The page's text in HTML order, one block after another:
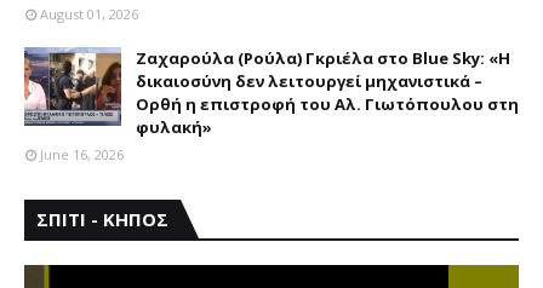
August 01, 2026
Ζαχαρούλα (Ρούλα) Γκριέλα στο Blue Sky: «Η
δικαιοσύνη δεν λειτουργεί μηχανιστικά –
Ορθή η επιστροφή του Αλ. Γιωτόπουλου στη
φυλακή»
June 16, 2026
ΣΠΙΤΙ - ΚΗΠΟΣ